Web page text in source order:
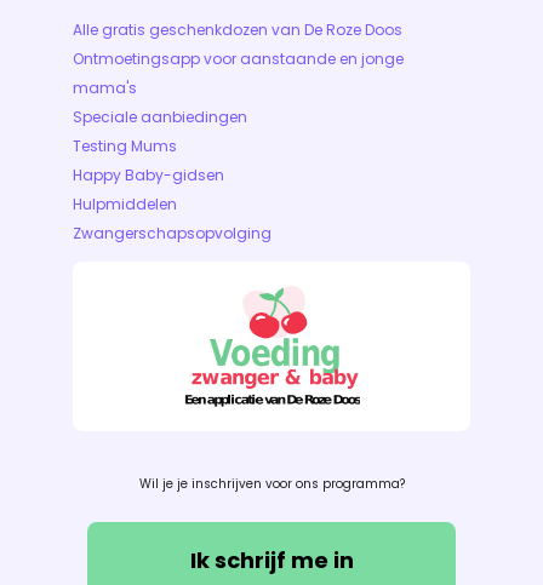
Alle gratis geschenkdozen van De Roze Doos
Ontmoetingsapp voor aanstaande en jonge
mama's
Speciale aanbiedingen
Testing Mums
Happy Baby-gidsen
Hulpmiddelen
Zwangerschapsopvolging
Wil je je inschrijven voor ons programma?
Ik schrijf me in